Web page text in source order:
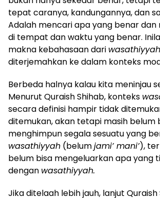
tepat caranya, kandungannya, dan
Adalah mencari apa yang benar dan
di tempat dan waktu yang benar.
makna kebahasaan dari wasathiyyah
diterjemahkan ke dalam konteks
Berbeda halnya kalau kita meninjau
Menurut Quraish Shihab, konteks
secara definisi hampir tidak
ditemukan, akan tetapi masih belum
menghimpun segala sesuatu yang
wasathiyyah (belumjami’ mani’),
belum bisa mengeluarkan apa yang
dengan wasathiyyah.
Jika ditelaah lebih jauh, lanjut Quraish